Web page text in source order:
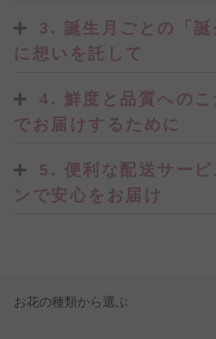
3. 誕生月ごとの「誕
に想いを託して
4. 鮮度と品質への
でお届けするために
5. 便利な配送サービ
ンで安心をお届け
お花の種類から選ぶ